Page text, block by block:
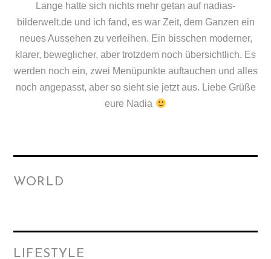
Lange hatte sich nichts mehr getan auf nadias-
bilderwelt.de und ich fand, es war Zeit, dem Ganzen ein
neues Aussehen zu verleihen. Ein bisschen moderner,
klarer, beweglicher, aber trotzdem noch übersichtlich. Es
werden noch ein, zwei Menüpunkte auftauchen und alles
noch angepasst, aber so sieht sie jetzt aus. Liebe Grüße
eure Nadia
WORLD
LIFESTYLE